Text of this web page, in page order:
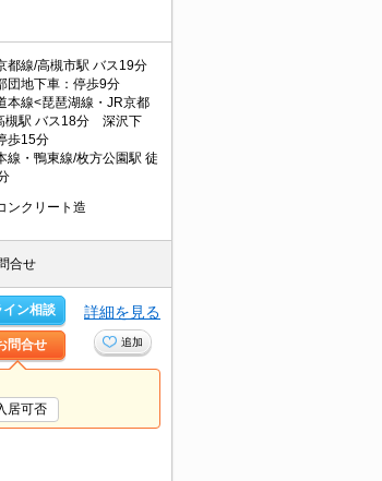
都線/高槻市駅 バス19分
団地下車：停歩9分
本線<琵琶湖線・JR京都
槻駅 バス18分 深沢下
歩15分
線・鴨東線/枚方公園駅 徒
ンクリート造
合せ
イン相談
問合せ
詳細を見る
追加
居可否